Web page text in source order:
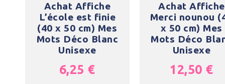
Achat Affiche
L’école est finie
(40 x 50 cm) Mes
Mots Déco Blanc
Unisexe
6,25 €
Achat Affiche
Merci nounou
x 50 cm) Mes
Mots Déco
Unisexe
12,50 €